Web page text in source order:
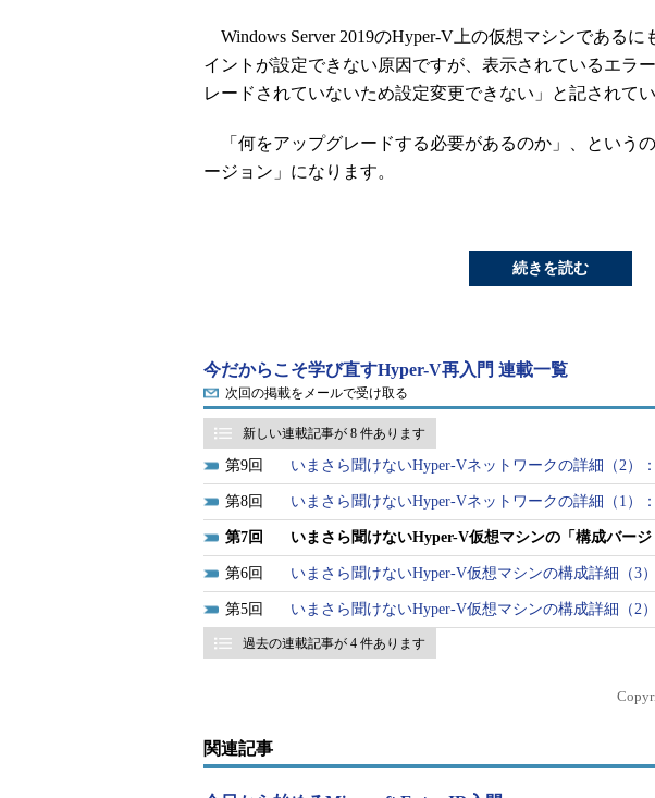
Windows Server 2019のHyper-V上の仮想マシンである
イントが設定できない原因ですが、表示されているエラ
レードされていないため設定変更できない」と記されてい
「何をアップグレードする必要があるのか」、という
ージョン」になります。
続きを読む
今だからこそ学び直すHyper-V再入門 連載一覧
次回の掲載をメールで受け取る
新しい連載記事が 8 件あります
9 いまさら聞けないHyper-Vネットワークの詳細（2）
8 いまさら聞けないHyper-Vネットワークの詳細（1）
7 いまさら聞けないHyper-V仮想マシンの「構成バージ
6 いまさら聞けないHyper-V仮想マシンの構成詳細（3
5 いまさら聞けないHyper-V仮想マシンの構成詳細（2
過去の連載記事が 4 件あります
関連記事